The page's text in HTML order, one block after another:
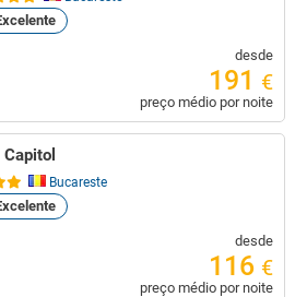
desde
191 €
preço médio por noite
Bucareste
desde
116 €
preço médio por noite